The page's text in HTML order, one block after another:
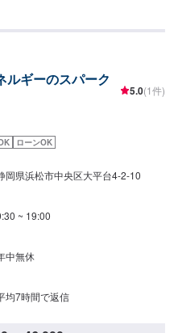
ルギーのスパーク
5.0(1件)
ローンOK
岡県浜松市中央区大平台4-2-10
~ 19:00
中無休
均7時間で返信